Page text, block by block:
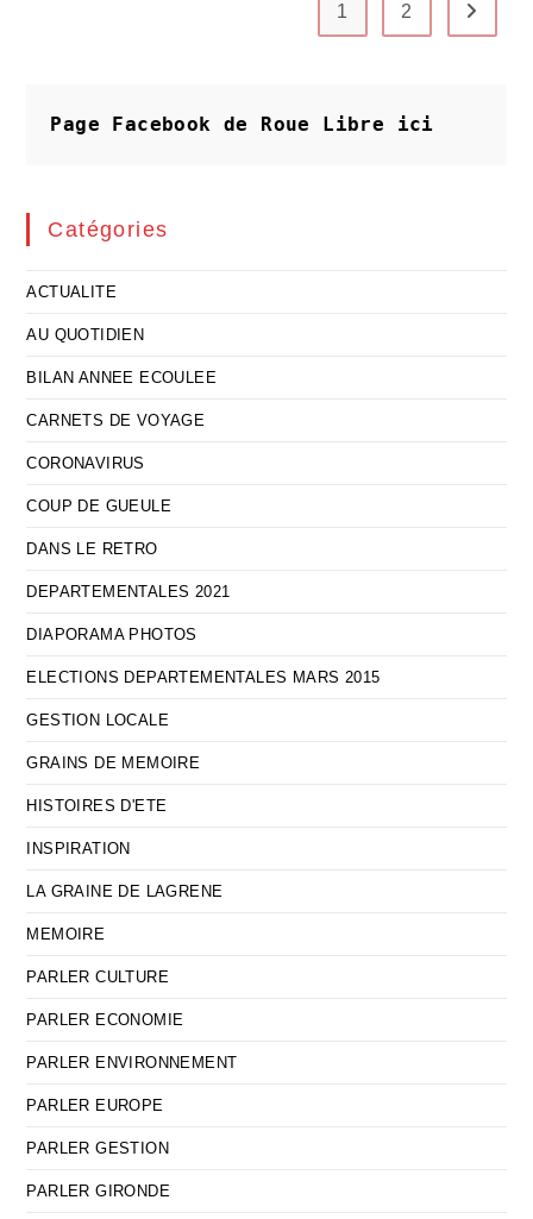
1 2 Aller à
Page Facebook de Roue Libre ici
Catégories
ACTUALITE
AU QUOTIDIEN
BILAN ANNEE ECOULEE
CARNETS DE VOYAGE
CORONAVIRUS
COUP DE GUEULE
DANS LE RETRO
DEPARTEMENTALES 2021
DIAPORAMA PHOTOS
ELECTIONS DEPARTEMENTALES MARS 2015
GESTION LOCALE
GRAINS DE MEMOIRE
HISTOIRES D'ETE
INSPIRATION
LA GRAINE DE LAGRENE
MEMOIRE
PARLER CULTURE
PARLER ECONOMIE
PARLER ENVIRONNEMENT
PARLER EUROPE
PARLER GESTION
PARLER GIRONDE